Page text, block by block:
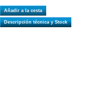
Añadir a la cesta
Descripción técnica y Stock